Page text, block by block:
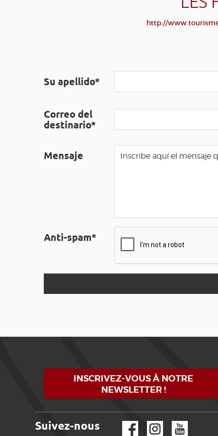
http://
Su apellido*
Correo del
destinario*
Mensaje
Anti-spam*
INSCRIVEZ-VOUS À NOTRE
NEWSLETTER !
Suivez-nous